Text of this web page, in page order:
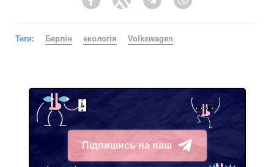
FacebookTwitter Telegram
Теги: Берлін екологія Volkswagen
Підпишись на наш
Telegram